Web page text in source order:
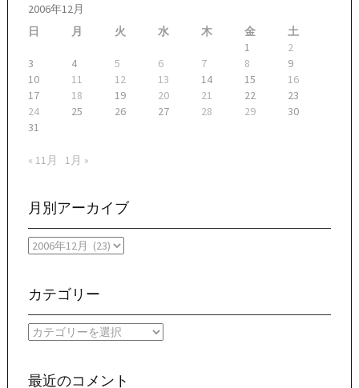
2006年12月
日
月 火 水 木 金
土
1
2
3
4 5 6 7 8
9
10
11 12 13 14 15
16
17
18 19 20 21 22
23
24
25 26 27 28 29
30
31
« 11月 1月 »
月別アーカイブ
月
ー
イ
ブ
カテゴリー
カ
リ
最近のコメント